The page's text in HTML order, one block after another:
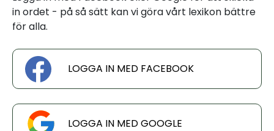
in ordet - på så sätt kan vi göra vårt lexikon bättre
för alla.
LOGGA IN MED FACEBOOK
LOGGA IN MED GOOGLE